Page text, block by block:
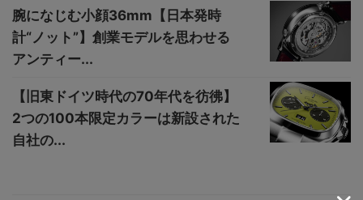
腕になじむ小顔36mm【日本発時
計“ノット”】創業モデルを思わせる
アンティー...
【旧東ドイツ時代の70年代を彷彿】
2つの100本限定カラーは新設された
自社の...